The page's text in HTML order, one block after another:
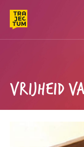
content
VRIJHEID